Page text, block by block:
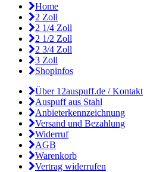
Home
2 Zoll
2 1/4 Zoll
2 1/2 Zoll
2 3/4 Zoll
3 Zoll
Shopinfos
Über 12auspuff.de / Kontakt
Auspuff aus Stahl
Anbieterkennzeichnung
Versand und Bezahlung
Widerruf
AGB
Warenkorb
Vertrag widerrufen